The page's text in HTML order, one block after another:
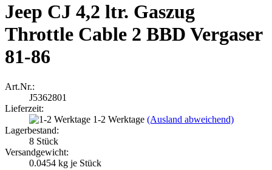
Jeep CJ 4,2 ltr. Gaszug
Throttle Cable 2 BBD Vergaser
81-86
Art.Nr.:
J5362801
Lieferzeit:
1-2 Werktage (Ausland abweichend)
Lagerbestand:
8 Stück
Versandgewicht:
0.0454 kg je Stück